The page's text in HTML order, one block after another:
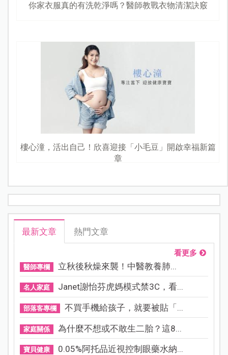
你家衣服真的有洗乾淨嗎？醫師教戰衣物清潔訣竅
樓心潼，活出自己！欣喜迎接「小毛豆」開啟幸福新篇
章
最新文章 熱門文章
看更多
醫師專欄 立秋後秋燥來襲！中醫教養肺...
名人家庭 Janet謝怡芬虎媽模式禁3C，看...
部落客專欄 不買手機給孩子，就要被貼「...
家庭關係 為什麼不想或不敢生二胎？這8...
寶貝健康 0.05%阿托品近視控制眼藥水納...